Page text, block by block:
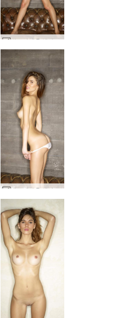
빅토리아 R 섹시 소파 #80
빅토리아 R 섹시 소파 #92